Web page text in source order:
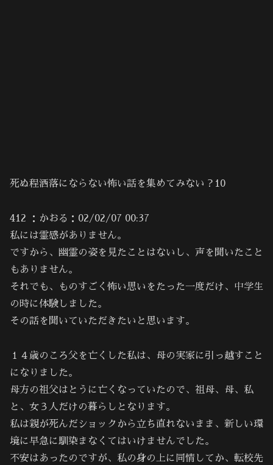
死ぬ程洒落にならない怖い話を集めてみない？10
412 ：かおる：02/02/07 00:37
私には霊感がありません。
ですから、幽霊の姿を見たことはないし、声を聞いたこと
もありません。
それでも、ものすごく怖い思いをたった一度だけ、中学生
の時に体験しました。
その話を聞いていただきたいと思います。
１４歳のころ父を亡くした私は、母の実家に引っ越すこと
になりました。
母方の祖父はとうに亡くなっていたので、祖母、母、私
と、女３人だけの暮らしとなります。
私は親が死んだショックから立ち直れないまま、新しい環
境に早急に馴染まなくてはいけませんでした。
不安はあったのですが、私の身の上に同情してか、転校先